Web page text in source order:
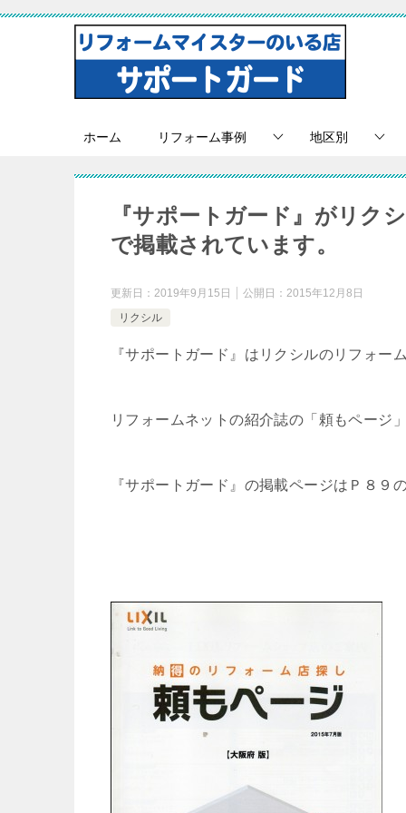
ホーム リフォーム事例 地区別
『サポートガード』がリク
で掲載されています。
更新日： 2019年9月15日 公開日： 2015年12月8日
リクシル
『サポートガード』はリクシルのリフォー
リフォームネットの紹介誌の「頼もページ
『サポートガード』の掲載ページはＰ８９